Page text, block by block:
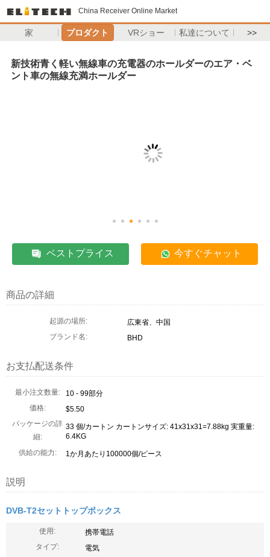
China Receiver Online Market
家 プロダクト VRショー 私達について >>
新技術青く軽い無線車の充電器のホールダーのエア・ベ
ント車の無線充満ホールダー
ベストプライス 今すぐチャット
商品の詳細
起源の場所:
広東省、中国
ブランド名:
BHD
お支払配送条件
最小注文数量:
10 - 99部分
価格:
$5.50
パッケージの詳
細:
33 個/カートン カートンサイズ: 41x31x31=7.88kg 実重量:
6.4KG
供給の能力:
1か月あたり100000個/ピース
説明
DVB-T2セットトップボックス
使用:
携帯電話
タイプ:
電気